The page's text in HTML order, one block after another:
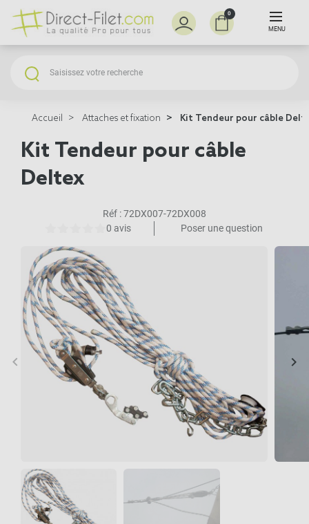
0
MENU
Accueil Attaches et fixation Kit Tendeur pour câble
Kit Tendeur pour câble
Deltex
Réf :72DX007-72DX008
0 avis
Poser une question
Précédent
keyboard_arrow_left keyboard_arrow_right